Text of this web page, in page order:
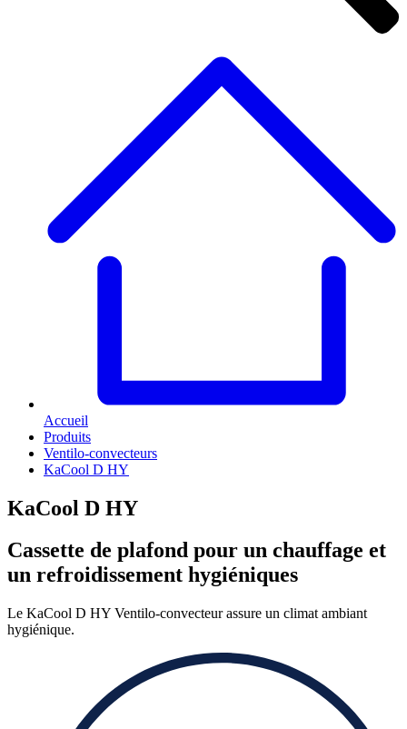
Accueil
Produits
Ventilo-convecteurs
KaCool D HY
KaCool D HY
Cassette de plafond pour un chauffage et
un refroidissement hygiéniques
Le KaCool D HY Ventilo-convecteur assure un climat ambiant
hygiénique.